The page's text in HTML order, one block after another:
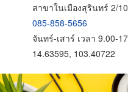
สาขาในเมืองสุรินทร์ 2/
085-858-5656
จันทร์-เสาร์ เวลา 9.00-
14.63595, 103.40722